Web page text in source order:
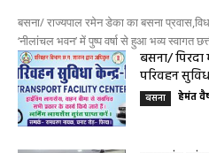
बसना/ राज्यपाल रमेन डेका का बसना
‘नीलांचल भवन’ में पुष्प वर्षा से हुआ भव्य स्वागत
बसना/ पिरदा
परिवहन
बसना हेमंत